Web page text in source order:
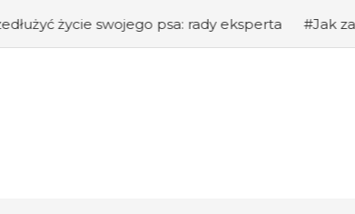
swojego psa: rady eksperta #Jak zapobiec